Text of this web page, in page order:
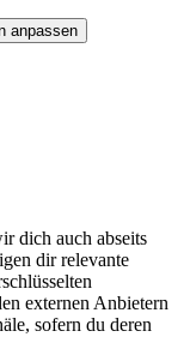
anpassen
dich auch abseits
dir relevante
externen Anbietern
sofern du deren